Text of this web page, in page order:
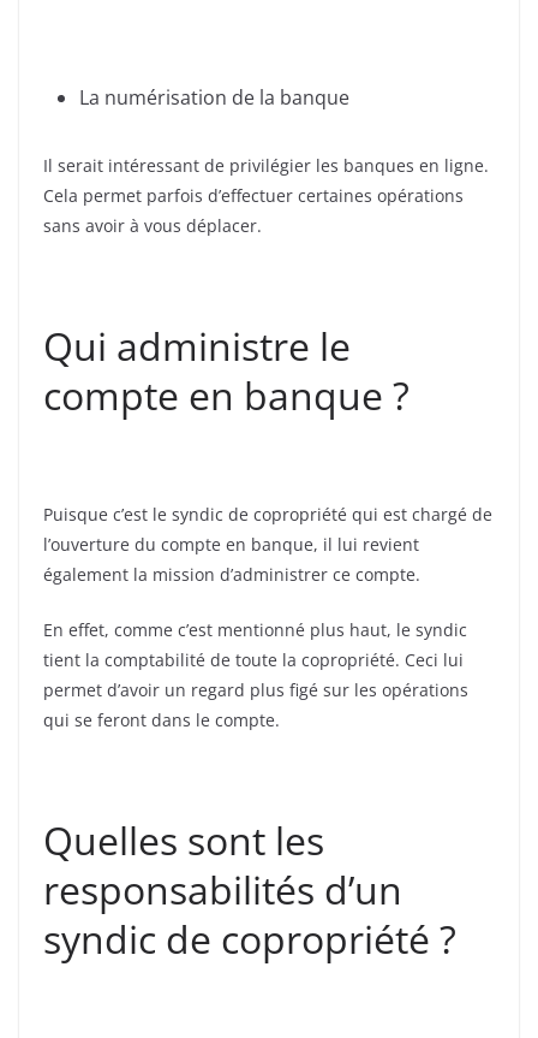
La numérisation de la banque
Il serait intéressant de privilégier les banques en ligne.
Cela permet parfois d’effectuer certaines opérations
sans avoir à vous déplacer.
Qui administre le
compte en banque ?
Puisque c’est le syndic de copropriété qui est chargé de
l’ouverture du compte en banque, il lui revient
également la mission d’administrer ce compte.
En effet, comme c’est mentionné plus haut, le syndic
tient la comptabilité de toute la copropriété. Ceci lui
permet d’avoir un regard plus figé sur les opérations
qui se feront dans le compte.
Quelles sont les
responsabilités d’un
syndic de copropriété ?